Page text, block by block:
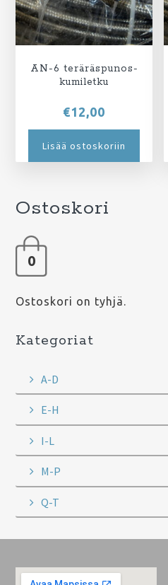
AN-6 teräräspunos-
kumiletku
€12,00
Lisää ostoskoriin
Ostoskori
0
Ostoskori on tyhjä.
Kategoriat
A-D
E-H
I-L
M-P
Q-T
Footer